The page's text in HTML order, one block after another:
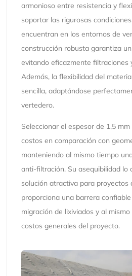
armonioso entre resistencia y
soportar las rigurosas
encuentran en los entornos de
construcción robusta garantiza
evitando eficazmente filtraciones
Además, la flexibilidad del
sencilla, adaptándose
vertedero.
Seleccionar el espesor de 1,5
costos en comparación con
manteniendo al mismo tiempo
anti-filtración. Su asequibilidad lo
solución atractiva para proyectos
proporciona una barrera
migración de lixiviados y al
costos generales del proyecto.